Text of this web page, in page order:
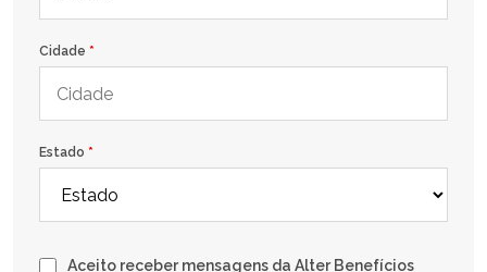
Cidade *
Estado *
Aceito receber mensagens da Alter Benefícios